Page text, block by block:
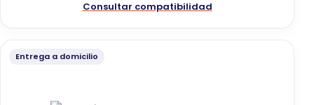
Consultar compatibilidad
Entrega a domicilio